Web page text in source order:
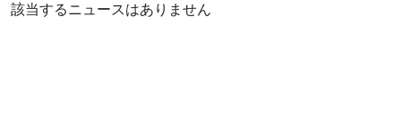
該当するニュースはありません